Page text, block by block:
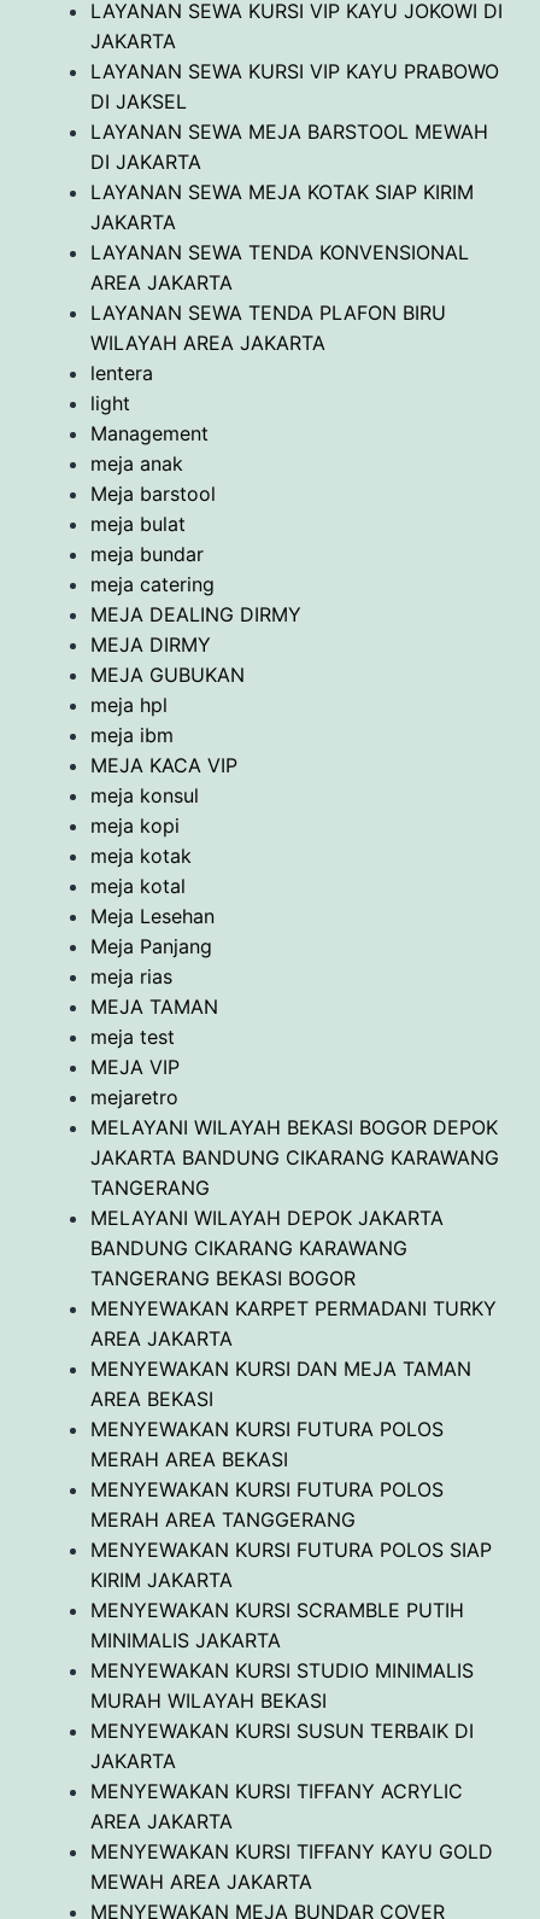
LAYANAN SEWA KURSI VIP KAYU JOKOWI DI
JAKARTA
LAYANAN SEWA KURSI VIP KAYU PRABOWO
DI JAKSEL
LAYANAN SEWA MEJA BARSTOOL MEWAH
DI JAKARTA
LAYANAN SEWA MEJA KOTAK SIAP KIRIM
JAKARTA
LAYANAN SEWA TENDA KONVENSIONAL
AREA JAKARTA
LAYANAN SEWA TENDA PLAFON BIRU
WILAYAH AREA JAKARTA
lentera
light
Management
meja anak
Meja barstool
meja bulat
meja bundar
meja catering
MEJA DEALING DIRMY
MEJA DIRMY
MEJA GUBUKAN
meja hpl
meja ibm
MEJA KACA VIP
meja konsul
meja kopi
meja kotak
meja kotal
Meja Lesehan
Meja Panjang
meja rias
MEJA TAMAN
meja test
MEJA VIP
mejaretro
MELAYANI WILAYAH BEKASI BOGOR DEPOK
JAKARTA BANDUNG CIKARANG KARAWANG
TANGERANG
MELAYANI WILAYAH DEPOK JAKARTA
BANDUNG CIKARANG KARAWANG
TANGERANG BEKASI BOGOR
MENYEWAKAN KARPET PERMADANI TURKY
AREA JAKARTA
MENYEWAKAN KURSI DAN MEJA TAMAN
AREA BEKASI
MENYEWAKAN KURSI FUTURA POLOS
MERAH AREA BEKASI
MENYEWAKAN KURSI FUTURA POLOS
MERAH AREA TANGGERANG
MENYEWAKAN KURSI FUTURA POLOS SIAP
KIRIM JAKARTA
MENYEWAKAN KURSI SCRAMBLE PUTIH
MINIMALIS JAKARTA
MENYEWAKAN KURSI STUDIO MINIMALIS
MURAH WILAYAH BEKASI
MENYEWAKAN KURSI SUSUN TERBAIK DI
JAKARTA
MENYEWAKAN KURSI TIFFANY ACRYLIC
AREA JAKARTA
MENYEWAKAN KURSI TIFFANY KAYU GOLD
MEWAH AREA JAKARTA
MENYEWAKAN MEJA BUNDAR COVER